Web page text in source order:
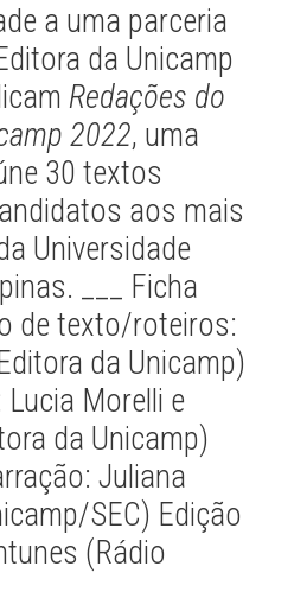
a uma parceria
da Unicamp
Redações do
2022, uma
30 textos
aos mais
Universidade
___ Ficha
de texto/roteiros:
da Unicamp)
Morelli e
da Unicamp)
Juliana
SEC) Edição
(Rádio